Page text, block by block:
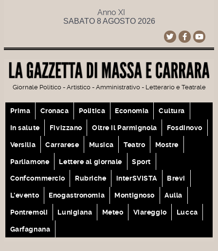
Anno XI
SABATO 8 AGOSTO 2026
Giornale Politico - Artistico - Amministrativo - Letterario e Teatrale
Prima Cronaca Politica Economia Cultura
In salute Fivizzano Oltre il Parmignola Fosdinovo
Versilia Carrarese Musica Teatro Mostre
Parliamone Lettere al giornale Sport
Confcommercio Rubriche interSVISTA Brevi
L'evento Enogastronomia Montignoso Aulla
Pontremoli Lunigiana Meteo Viareggio Lucca
Garfagnana